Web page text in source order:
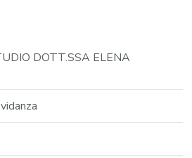
DOTT.SSA ELENA